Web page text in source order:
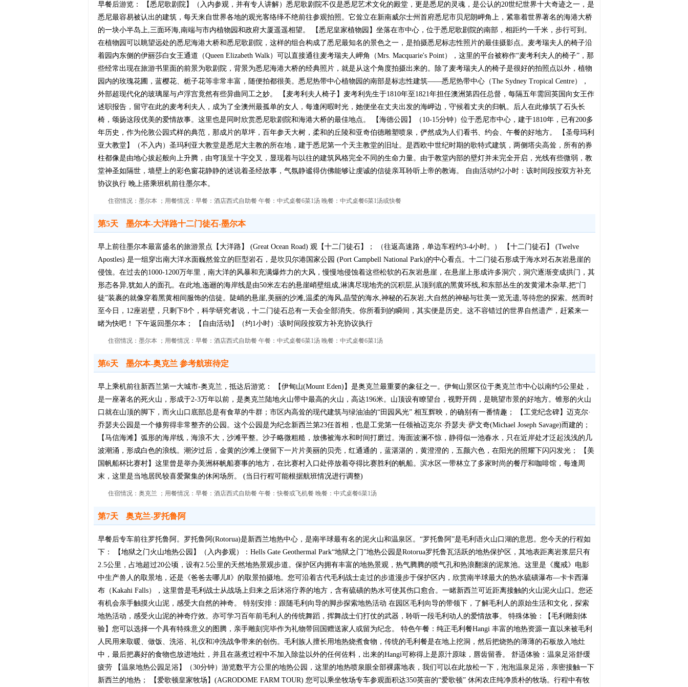
早餐后游览： 【悉尼歌剧院】（入内参观，并有专人讲解）悉尼歌剧院不仅是悉尼艺术文化的殿堂，更是悉尼的灵魂，是公认的20世纪世界十大奇迹之一，是
悉尼最容易被认出的建筑，每天来自世界各地的观光客络绎不绝前往参观拍照。它耸立在新南威尔士州首府悉尼市贝尼朗岬角上，紧靠着世界著名的海港大桥
的一块小半岛上,三面环海,南端与市内植物园和政府大厦遥遥相望。 【悉尼皇家植物园】坐落在市中心，位于悉尼歌剧院的南部，相距约一千米，步行可到。
在植物园可以眺望远处的悉尼海港大桥和悉尼歌剧院，这样的组合构成了悉尼最知名的景色之一，是拍摄悉尼标志性照片的最佳摄影点。麦考瑞夫人的椅子沿
着园内东侧的伊丽莎白女王通道（Queen Elizabeth Walk）可以直接通往麦考瑞夫人岬角（Mrs. Macquarie's Point），这里的平台被称作“麦考利夫人的椅子”，那
些经常出现在旅游书里面的前景为歌剧院，背景为悉尼海港大桥的经典照片，就是从这个角度拍摄出来的。除了麦考瑞夫人的椅子是很好的拍照点以外，植物
园内的玫瑰花圃，蓝樱花、栀子花等非常丰富，随便拍都很美。悉尼热带中心植物园的南部是标志性建筑——悉尼热带中心（The Sydney Tropical Centre），
外部超现代化的玻璃屋与卢浮宫竟然有些异曲同工之妙。 【麦考利夫人椅子】麦考利先生于1810年至1821年担任澳洲第四任总督，每隔五年需回英国向女王作
述职报告，留守在此的麦考利夫人，成为了全澳州最孤单的女人，每逢闲暇时光，她便坐在丈夫出发的海岬边，守候着丈夫的归帆。后人在此修筑了石头长
椅，颂扬这段优美的爱情故事。这里也是同时欣赏悉尼歌剧院和海港大桥的最佳地点。 【海德公园】（10-15分钟）位于悉尼市中心，建于1810年，已有200多
年历史，作为伦敦公园式样的典范，那成片的草坪，百年参天大树，柔和的丘陵和亚奇伯德雕塑喷泉，俨然成为人们看书、约会、午餐的好地方。 【圣母玛利
亚大教堂】（不入内）圣玛利亚大教堂是悉尼大主教的所在地，建于悉尼第一个天主教堂的旧址。是西欧中世纪时期的歌特式建筑，两侧塔尖高耸，所有的券
柱都像是由地心拔起般向上升腾，由穹顶呈十字交叉，显现着与以往的建筑风格完全不同的生命力量。由于教堂内部的壁灯并未完全开启，光线有些微弱，教
堂神圣如隔世，墙壁上的彩色窗花静静的述说着圣经故事，气氛静谧得仿佛能够让虔诚的信徒亲耳聆听上帝的教诲。 自由活动约2小时：该时间段按双方补充
协议执行 晚上搭乘班机前往墨尔本。
住宿情况：墨尔本 ；用餐情况：早餐：酒店西式自助餐 午餐：中式桌餐6菜1汤 晚餐：中式桌餐6菜1汤或快餐
第5天 墨尔本-大洋路十二门徒石-墨尔本
早上前往墨尔本最富盛名的旅游景点【大洋路】 (Great Ocean Road) 观【十二门徒石】； （往返高速路，单边车程约3-4小时。） 【十二门徒石】 (Twelve
Apostles) 是一组穿出南大洋水面巍然耸立的巨型岩石，是坎贝尔港国家公园 (Port Campbell National Park)的中心看点。十二门徒石形成于海水对石灰岩悬崖的
侵蚀。在过去的1000-1200万年里，南大洋的风暴和充满爆炸力的大风，慢慢地侵蚀着这些松软的石灰岩悬崖，在悬崖上形成许多洞穴，洞穴逐渐变成拱门，其
形态各异,犹如人的面孔。在此地,迤逦的海岸线是由50米左右的悬崖峭壁组成,淋漓尽现地壳的沉积层,从顶到底的黑黄环线,和东部丛生的发黄灌木杂草,把“门
徒”装裹的就像穿着黑黄相间服饰的信徒。陡峭的悬崖,美丽的沙滩,温柔的海风,晶莹的海水,神秘的石灰岩,大自然的神秘与壮美一览无遗,等待您的探索。然而时
至今日，12座岩壁，只剩下8个，科学研究者说，十二门徒石总有一天会全部消失。你所看到的瞬间，其实便是历史。这不容错过的世界自然遗产，赶紧来一
睹为快吧！ 下午返回墨尔本； 【自由活动】（约1小时）:该时间段按双方补充协议执行
住宿情况：墨尔本 ；用餐情况：早餐：酒店西式自助餐 午餐：中式桌餐6菜1汤 晚餐：中式桌餐6菜1汤
第6天 墨尔本-奥克兰 参考航班待定
早上乘机前往新西兰第一大城市-奥克兰，抵达后游览： 【伊甸山(Mount Eden)】是奥克兰最重要的象征之一。伊甸山景区位于奥克兰市中心以南约5公里处，
是一座著名的死火山，形成于2-3万年以前，是奥克兰陆地火山带中最高的火山，高达196米。山顶设有瞭望台，视野开阔，是眺望市景的好地方。锥形的火山
口就在山顶的脚下，而火山口底部总是有食草的牛群；市区内高耸的现代建筑与绿油油的“田园风光” 相互辉映，的确别有一番情趣； 【工党纪念碑】迈克尔·
乔瑟夫公园是一个修剪得非常整齐的公园。这个公园是为纪念新西兰第23任首相，也是工党第一任领袖迈克尔·乔瑟夫·萨文奇(Michael Joseph Savage)而建的；
【马信海滩】弧形的海岸线，海浪不大，沙滩平整。沙子略微粗糙，放佛被海水和时间打磨过。海面波澜不惊，静得似一池春水，只在近岸处才泛起浅浅的几
波潮涌，形成白色的浪线。潮汐过后，金黄的沙滩上便留下一片片美丽的贝壳，红通通的，蓝湛湛的，黄澄澄的，五颜六色，在阳光的照耀下闪闪发光； 【美
国帆船杯比赛村】这里曾是举办美洲杯帆船赛事的地方，在比赛村入口处停放着夺得比赛胜利的帆船。滨水区一带林立了多家时尚的餐厅和咖啡馆，每逢周
末，这里是当地居民较喜爱聚集的休闲场所。 (当日行程可能根据航班情况进行调整)
住宿情况：奥克兰 ；用餐情况：早餐：酒店西式自助餐 午餐：快餐或飞机餐 晚餐：中式桌餐6菜1汤
第7天 奥克兰-罗托鲁阿
早餐后专车前往罗托鲁阿。罗托鲁阿(Rotorua)是新西兰地热中心，是南半球最有名的泥火山和温泉区。“罗托鲁阿”是毛利语火山口湖的意思。您今天的行程如
下： 【地狱之门火山地热公园】（入内参观）：Hells Gate Geothermal Park“地狱之门”地热公园是Rotorua罗托鲁瓦活跃的地热保护区，其地表距离岩浆层只有
2.5公里，占地超过20公顷，设有2.5公里的天然地热景观步道。保护区内拥有丰富的地热景观，热气腾腾的喷气孔和热浪翻滚的泥浆池。这里是《魔戒》电影
中生产兽人的取景地，还是《爸爸去哪儿Ⅱ》的取景拍摄地。您可沿着古代毛利战士走过的步道漫步于保护区内，欣赏南半球最大的热水硫磺瀑布—卡卡西瀑
布（Kakahi Falls），这里曾是毛利战士从战场上归来之后沐浴疗养的地方，含有硫磺的热水可使其伤口愈合。一睹新西兰可近距离接触的火山泥火山口。您还
有机会亲手触摸火山泥，感受大自然的神奇。 特别安排：跟随毛利向导的脚步探索地热活动 在园区毛利向导的带领下，了解毛利人的原始生活和文化，探索
地热活动，感受火山泥的神奇疗效。亦可学习百年前毛利人的传统舞蹈，挥舞战士们打仗的武器，聆听一段毛利动人的爱情故事。 特殊体验：【毛利雕刻体
验】您可以选择一个具有特殊意义的图腾，亲手雕刻完毕作为礼物带回国赠送家人或留为纪念。 特色午餐：纯正毛利餐Hangi 丰富的地热资源一直以来被毛利
人民用来取暖、做饭、洗浴、礼仪和冲洗战争带来的创伤。毛利族人擅长用地热烧煮食物，传统的毛利餐是在地上挖洞，然后把烧热的薄薄的石板放入地灶
中，最后把裹好的食物也放进地灶，并且在蒸煮过程中不加入除盐以外的任何佐料，出来的Hangi可称得上是原汁原味，唇齿留香。 舒适体验：温泉足浴舒缓
疲劳 【温泉地热公园足浴】（30分钟）游览数平方公里的地热公园，这里的地热喷泉眼全部裸露地表，我们可以在此放松一下，泡泡温泉足浴，亲密接触一下
新西兰的地热； 【爱歌顿皇家牧场】(AGRODOME FARM TOUR) 您可以乘坐牧场专车参观面积达350英亩的“爱歌顿” 休闲农庄纯净质朴的牧场。行程中有牧